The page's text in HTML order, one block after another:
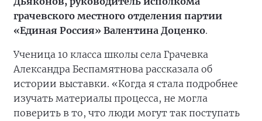
грачевского местного отделения партии
«Единая Россия» Валентина Доценко.
Ученица 10 класса школы села Грачевка
Александра Беспамятнова рассказала об
истории выставки. «Когда я стала подробнее
изучать материалы процесса, не могла
поверить в то, что люди могут так поступать